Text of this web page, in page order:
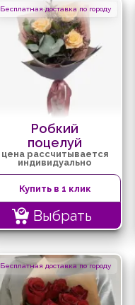
Бесплатная доставка по городу
Робкий
поцелуй
цена рассчитывается
индивидуально
Купить в 1 клик
Выбрать
Бесплатная доставка по городу